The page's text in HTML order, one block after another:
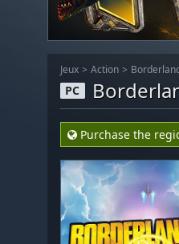
Jeux Action
PC
Purchase the